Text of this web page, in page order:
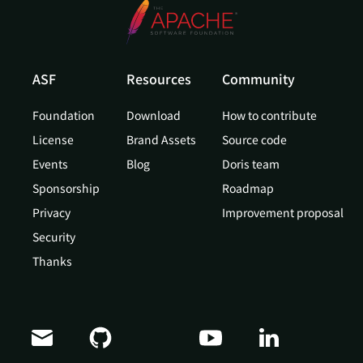
ASF
Foundation
License
Events
Sponsorship
Privacy
Security
Thanks
Resources
Download
Brand Assets
Blog
Community
How to contribute
Source code
Doris team
Roadmap
Improvement proposal